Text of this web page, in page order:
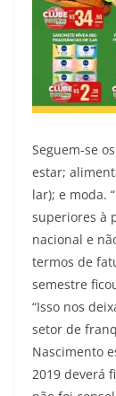
Seguem-se
estar;
lar); e moda.
superiores à
nacional e
termos de
semestre
“Isso nos
setor de
Nascimento
2019 deverá